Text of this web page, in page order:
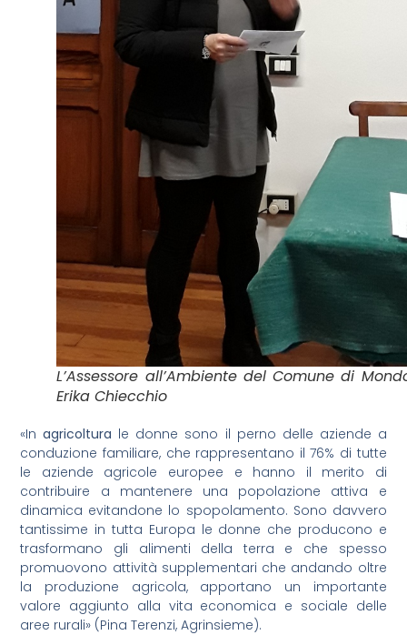
L’Assessore all’Ambiente del Comune di
Erika Chiecchio
«Inagricoltura le donne sono il perno delle aziende a
conduzione familiare, che rappresentano il 76% di tutte
le aziende agricole europee e hanno il merito di
contribuire a mantenere una popolazione attiva e
dinamica evitandone lo spopolamento. Sono davvero
tantissime in tutta Europa le donne che producono e
trasformano gli alimenti della terra e che spesso
promuovono attività supplementari che andando oltre
la produzione agricola, apportano un importante
valore aggiunto alla vita economica e sociale delle
aree rurali» (Pina Terenzi, Agrinsieme).